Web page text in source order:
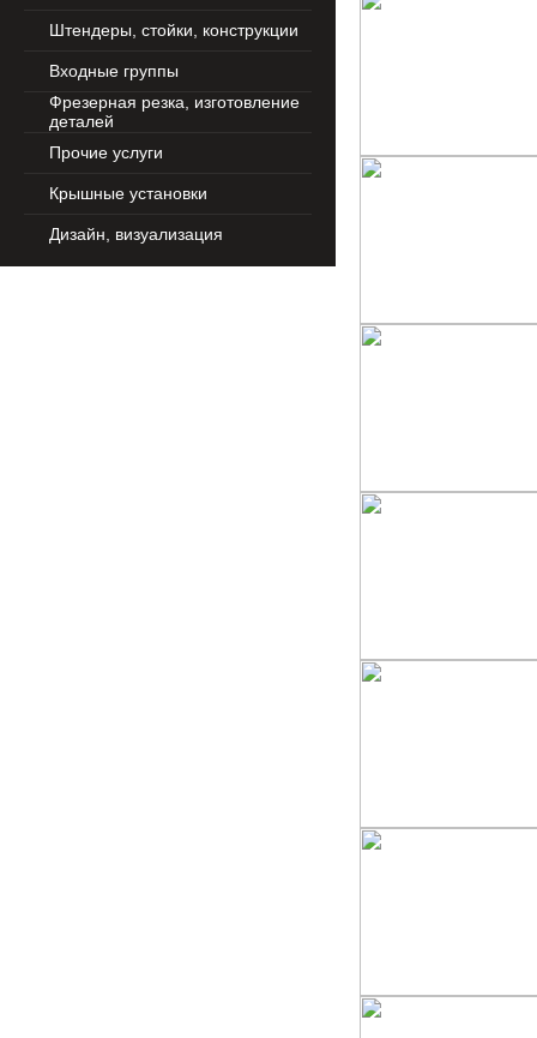
Штендеры, стойки, конструкции
Входные группы
Фрезерная резка, изготовление
деталей
Прочие услуги
Крышные установки
Дизайн, визуализация